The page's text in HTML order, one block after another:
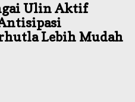
Ulin Aktif
Lebih Mudah